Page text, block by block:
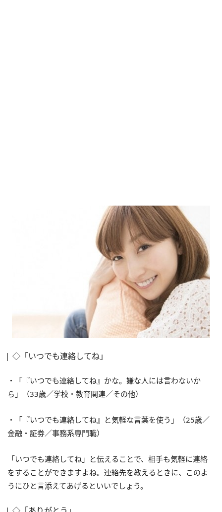
◇「いつでも連絡してね」
・「『いつでも連絡してね』かな。嫌な人には言わないか
ら」（33歳／学校・教育関連／その他）
・「『いつでも連絡してね』と気軽な言葉を使う」（25歳／
金融・証券／事務系専門職）
「いつでも連絡してね」と伝えることで、相手も気軽に連絡
をすることができますよね。連絡先を教えるときに、このよ
うにひと言添えてあげるといいでしょう。